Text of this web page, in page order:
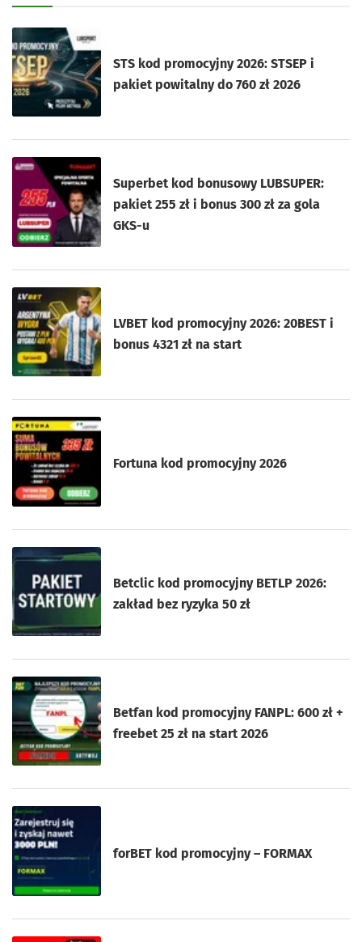
STS kod promocyjny 2026: STSEP i
pakiet powitalny do 760 zł 2026
Superbet kod bonusowy LUBSUPER:
pakiet 255 zł i bonus 300 zł za gola
GKS-u
LVBET kod promocyjny 2026: 20BEST i
bonus 4321 zł na start
Fortuna kod promocyjny 2026
Betclic kod promocyjny BETLP 2026:
zakład bez ryzyka 50 zł
Betfan kod promocyjny FANPL: 600 zł +
freebet 25 zł na start 2026
forBET kod promocyjny – FORMAX